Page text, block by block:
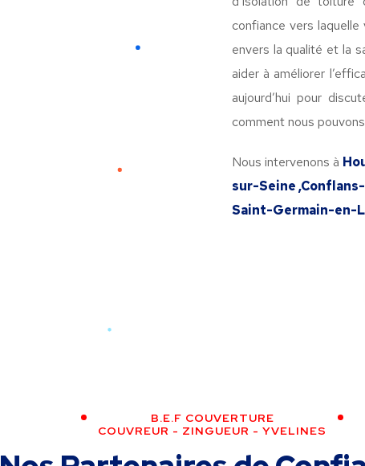
confiance vers
envers la qualité et la
aider à améliorer
aujourd’hui pour
comment nous
Nous intervenons à
sur-Seine
Saint-Germain-en-
B.E.F COUVERTURE
COUVREUR - ZINGUEUR - YVELINES